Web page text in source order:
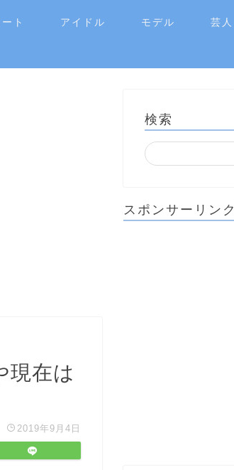
ト アイドル モデル 芸人
現在は
2019年9月4日
検索
スポンサーリンク